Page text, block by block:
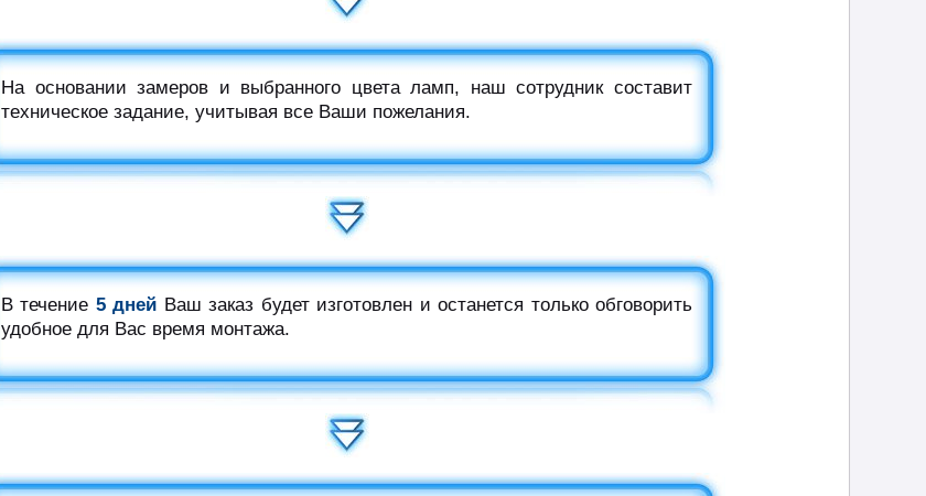
На основании замеров и выбранного цвета ламп, наш сотрудник составит
техническое задание, учитывая все Ваши пожелания.
В течение 5 дней Ваш заказ будет изготовлен и останется только обговорить
удобное для Вас время монтажа.